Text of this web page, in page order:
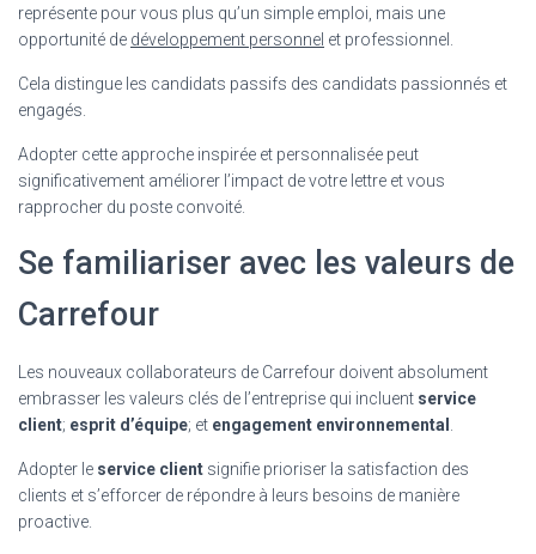
représente pour vous plus qu’un simple emploi, mais une
opportunité de développement personnel et professionnel.
Cela distingue les candidats passifs des candidats passionnés et
engagés.
Adopter cette approche inspirée et personnalisée peut
significativement améliorer l’impact de votre lettre et vous
rapprocher du poste convoité.
Se familiariser avec les valeurs de
Carrefour
Les nouveaux collaborateurs de Carrefour doivent absolument
embrasser les valeurs clés de l’entreprise qui incluent service
client; esprit d’équipe; et engagement environnemental
Adopter le service client signifie prioriser la satisfaction des
clients et s’efforcer de répondre à leurs besoins de manière
proactive.